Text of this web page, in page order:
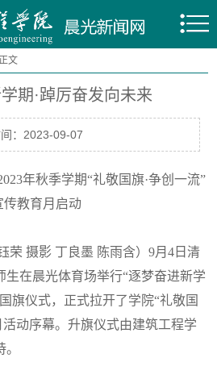
文
期·踔厉奋发向未来
间：2023-09-07
年秋季学期“礼敬国旗·争创一流”
传教育月启动
荣 摄影 丁良墨 陈雨含）9月4日清
生在晨光体育场举行“逐梦奋进新学
旗仪式，正式拉开了学院“礼敬国
活动序幕。升旗仪式由建筑工程学